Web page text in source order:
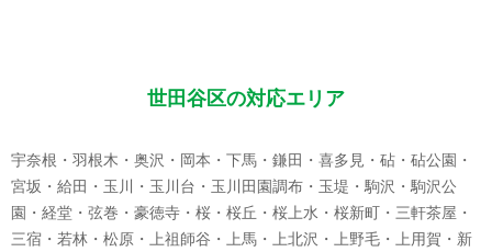
世田谷区の対応エリア
宇奈根・羽根木・奥沢・岡本・下馬・鎌田・喜多見・砧・砧公園・
宮坂・給田・玉川・玉川台・玉川田園調布・玉堤・駒沢・駒沢公
園・経堂・弦巻・豪徳寺・桜・桜丘・桜上水・桜新町・三軒茶屋・
三宿・若林・松原・上祖師谷・上馬・上北沢・上野毛・上用賀・新